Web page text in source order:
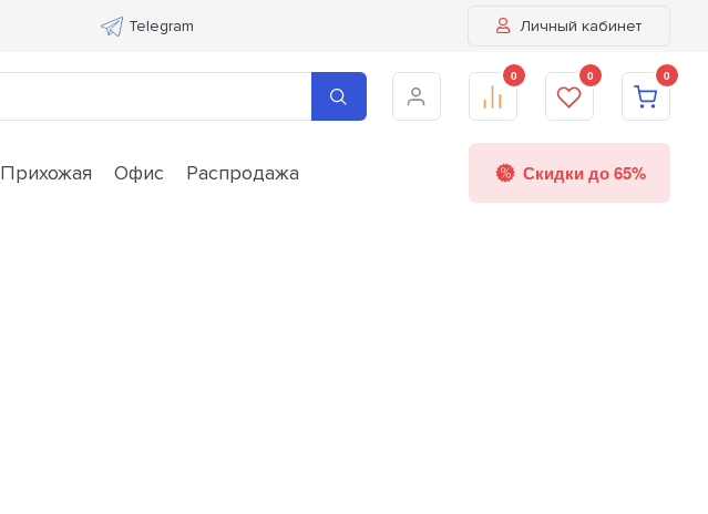
Telegram Личный кабинет
0 0 0
Прихожая Офис Распродажа Скидки до 65%